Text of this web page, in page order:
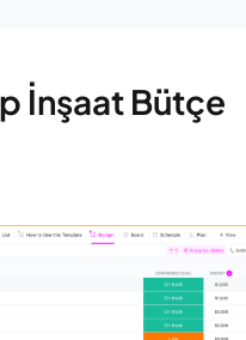
İnşaat Bütçe